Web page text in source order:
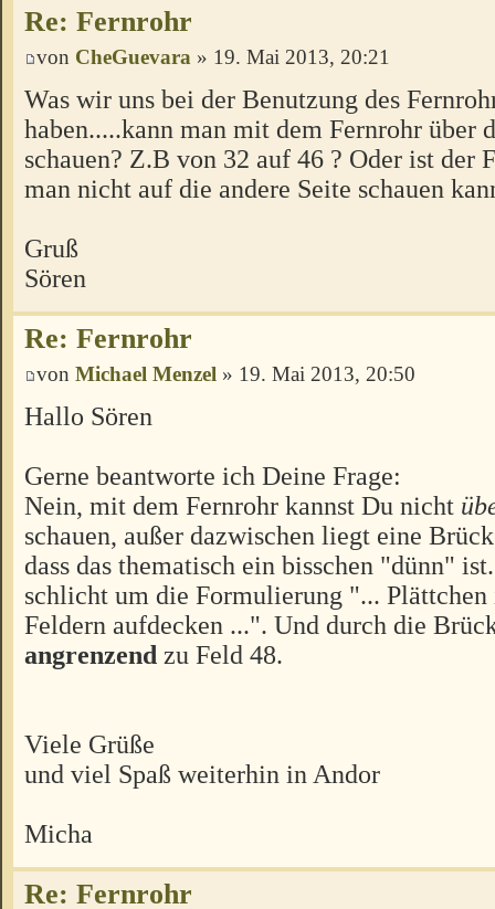
Re: Fernrohr
von CheGuevara » 19. Mai 2013, 20:21
Was wir uns bei der Benutzung des
haben.....kann man mit dem Fernrohr über
schauen? Z.B von 32 auf 46 ? Oder ist der
man nicht auf die andere Seite schauen
Gruß
Sören
Re: Fernrohr
von Michael Menzel » 19. Mai 2013, 20:50
Hallo Sören
Gerne beantworte ich Deine Frage:
Nein, mit dem Fernrohr kannst Du nicht
schauen, außer dazwischen liegt eine
dass das thematisch ein bisschen "dünn"
schlicht um die Formulierung "...
Feldern aufdecken ...". Und durch die
angrenzend zu Feld 48.
Viele Grüße
und viel Spaß weiterhin in Andor
Micha
Re: Fernrohr